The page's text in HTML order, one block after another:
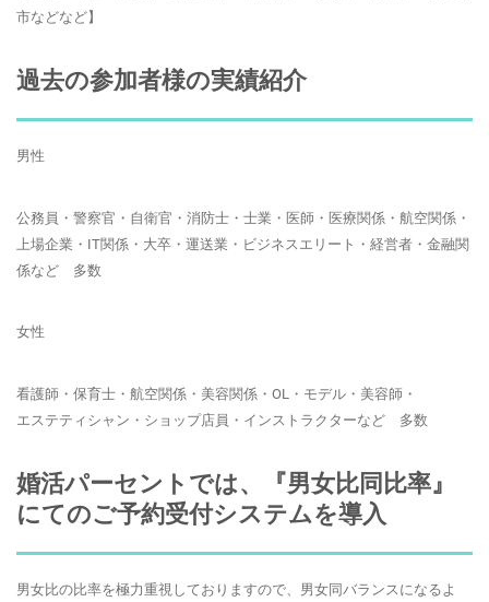
市などなど】
過去の参加者様の実績紹介
男性
公務員・警察官・自衛官・消防士・士業・医師・医療関係・航空関係・
上場企業・IT関係・大卒・運送業・ビジネスエリート・経営者・金融関
係など 多数
女性
看護師・保育士・航空関係・美容関係・OL・モデル・美容師・
エステティシャン・ショップ店員・インストラクターなど 多数
婚活パーセントでは、『男女比同比率』
にてのご予約受付システムを導入
男女比の比率を極力重視しておりますので、男女同バランスになるよ